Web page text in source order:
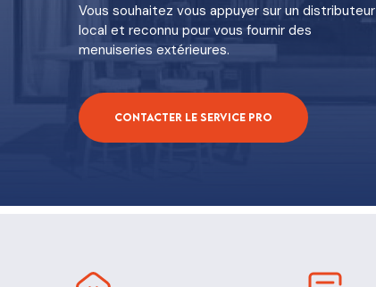
Vous souhaitez vous appuyer sur un distributeur
local et reconnu pour vous fournir des
menuiseries extérieures.
Contacter le service pro